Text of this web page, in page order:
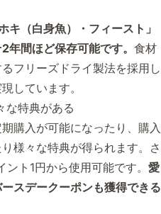
（白身魚）・フィースト」
間ほど保存可能です。 食材
フリーズドライ製法を採用し
しています。
特典がある
購入が可能になったり、購入
様々な特典が得られます。さ
ト1円から使用可能です。 愛
スデークーポンも獲得できる